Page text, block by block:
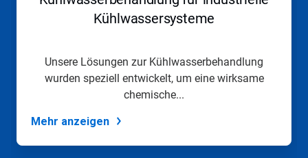
Punkten
einer
Kühlwassersysteme
Unsere Lösungen zur Kühlwasserbehandlung
wurden speziell entwickelt, um eine wirksame
chemische...
Mehr anzeigen